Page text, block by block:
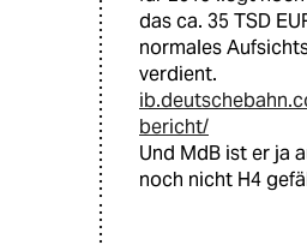
das ca. 35 TSD
normales
verdient.
bericht/
Und MdB ist er ja
noch nicht H4